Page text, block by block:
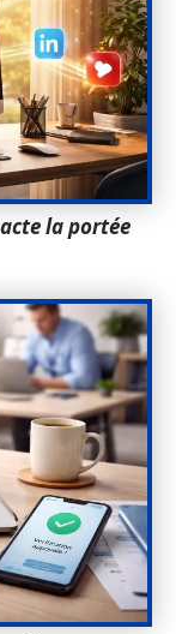
la portée